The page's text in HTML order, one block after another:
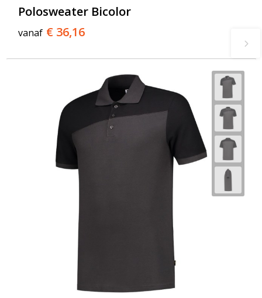
Polosweater Bicolor
vanaf € 36,16